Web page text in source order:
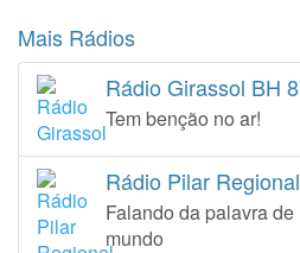
Mais Rádios
Rádio Girassol BH
Tem benção no ar!
Rádio Pilar
Falando da palavra
mundo